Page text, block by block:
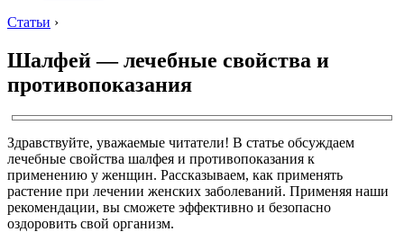
Статьи ›
Шалфей — лечебные свойства и
противопоказания
Здравствуйте, уважаемые читатели! В статье обсуждаем
лечебные свойства шалфея и противопоказания к
применению у женщин. Рассказываем, как применять
растение при лечении женских заболеваний. Применяя наши
рекомендации, вы сможете эффективно и безопасно
оздоровить свой организм.